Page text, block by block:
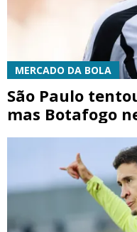
MERCADO DA BOLA
São Paulo
mas Botafogo